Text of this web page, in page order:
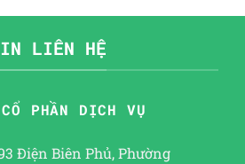
LIÊN HỆ
PHẦN DỊCH VỤ
Điện Biên Phủ, Phường